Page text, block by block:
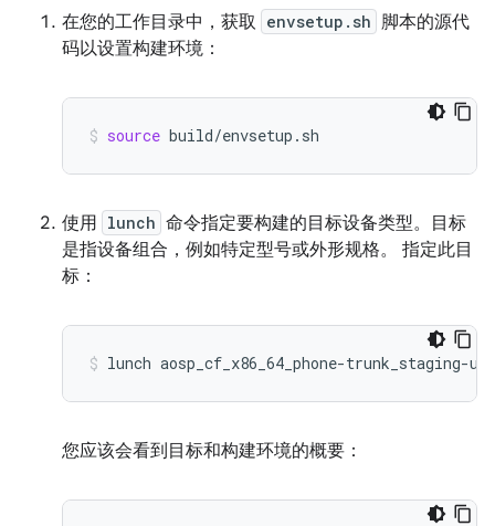
在您的工作目录中，获取 envsetup.sh 脚本的源代
码以设置构建环境：
source build/envsetup.sh
使用 lunch 命令指定要构建的目标设备类型。
目标
是指设备组合，例如特定型号或外形规格。 指定此目
标：
lunch aosp_cf_x86_64_phone-trunk_staging-
您应该会看到目标和构建环境的概要：